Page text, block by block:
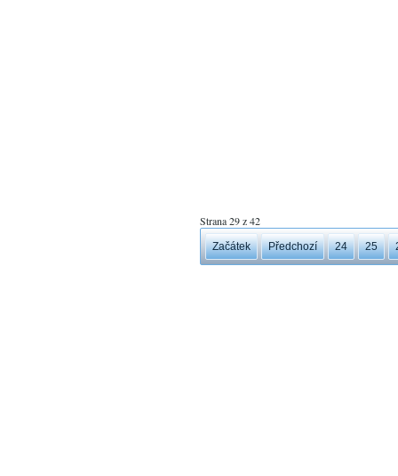
Strana 29 z 42
Začátek Předchozí 24 25